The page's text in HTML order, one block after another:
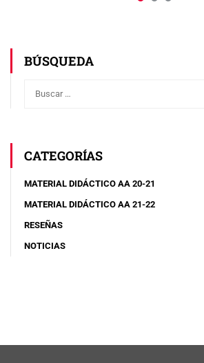
BÚSQUEDA
CATEGORÍAS
MATERIAL DIDÁCTICO AA 20-21
MATERIAL DIDÁCTICO AA 21-22
RESEÑAS
NOTICIAS